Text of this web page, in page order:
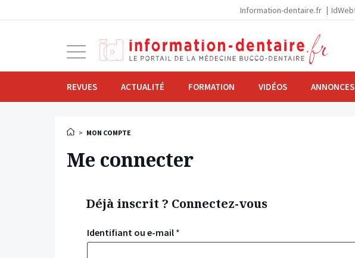
Information-dentaire.fr
navigation
REVUES ACTUALITÉ FORMATION VIDÉOS ANNONCES
> MON COMPTE
Me connecter
Déjà inscrit ? Connectez-vous
Identifiant ou e-mail *